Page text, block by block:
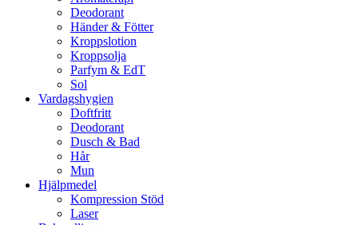
Deodorant
Händer & Fötter
Kroppslotion
Kroppsolja
Parfym & EdT
Sol
Vardagshygien
Doftfritt
Deodorant
Dusch & Bad
Hår
Mun
Hjälpmedel
Kompression Stöd
Laser